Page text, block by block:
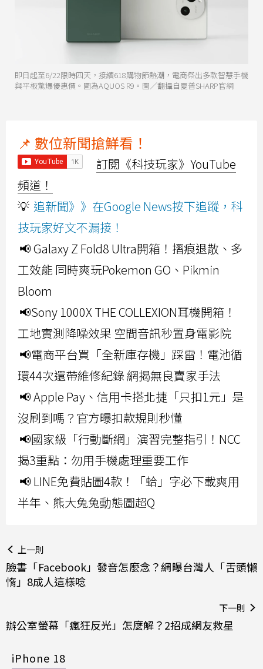
即日起至6/22限時四天，接續618購物節熱潮，電商祭出多款智慧手機
與平板驚爆優惠價。圖為AQUOS R9。圖／翻攝自夏普SHARP官網
📌 數位新聞搶鮮看！
訂閱《科技玩家》YouTube
頻道！
💡 追新聞》》在Google News按下追蹤，科
技玩家好文不漏接！
📢 Galaxy Z Fold8 Ultra開箱！摺痕退散、多
工效能 同時爽玩Pokemon GO、Pikmin
Bloom
📢Sony 1000X THE COLLEXION耳機開箱！
工地實測降噪效果 空間音訊秒置身電影院
📢電商平台買「全新庫存機」踩雷！電池循
環44次還帶維修紀錄 網揭無良賣家手法
📢 Apple Pay、信用卡搭北捷「只扣1元」是
沒刷到嗎？官方曝扣款規則秒懂
📢國家級「行動斷網」演習完整指引！NCC
揭3重點：勿用手機處理重要工作
📢 LINE免費貼圖4款！「蛤」字必下載爽用
半年、熊大兔兔動態圖超Q
上一則
臉書「Facebook」發音怎麼念？網曝台灣人「舌頭懶
惰」8成人這樣唸
下一則
辦公室螢幕「瘋狂反光」怎麼解？2招成網友救星
iPhone 18